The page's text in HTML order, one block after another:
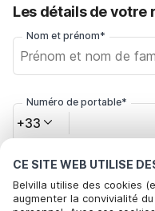
CE SITE WEB UTILISE
Belvilla utilise des cookies
augmenter la convivialité
Les détails de votre
Nom et prénom*
Numéro de portable*
+33
Votre adresse e-mail*